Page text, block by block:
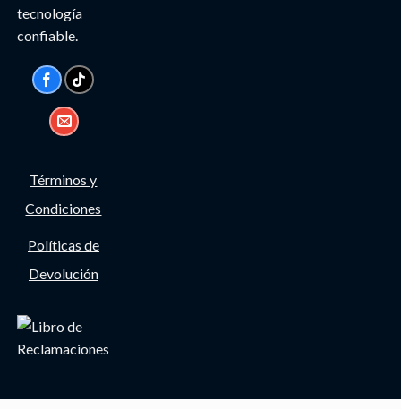
tecnología
confiable.
Términos y
Condiciones
Políticas de
Devolución